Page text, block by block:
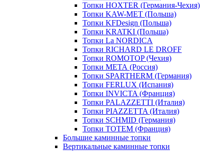
Топки HOXTER (Германия-Чехия)
Топки KAW-MET (Польша)
Топки KFDesign (Польша)
Топки KRATKI (Польша)
Топки La NORDICA
Топки RICHARD LE DROFF
Топки ROMOTOP (Чехия)
Топки МЕТА (Россия)
Топки SPARTHERM (Германия)
Топки FERLUX (Испания)
Топки INVICTA (Франция)
Топки PALAZZETTI (Италия)
Топки PIAZZETTA (Италия)
Топки SCHMID (Германия)
Топки TOTEM (Франция)
Большие каминные топки
Вертикальные каминные топки